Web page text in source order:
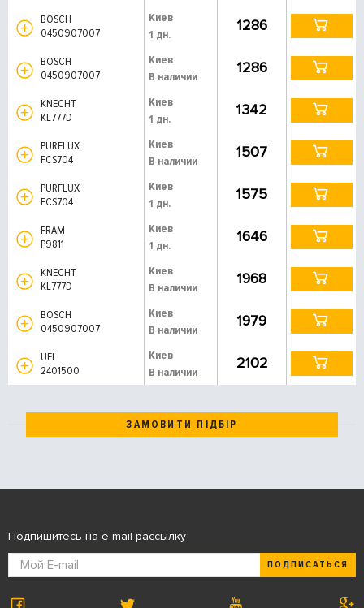
BOSCH
0450907007
Киев
1 дн.
1286
BOSCH
0450907007
Киев
В наличии
1286
KNECHT
KL777D
Киев
1 дн.
1342
PURFLUX
FCS704
Киев
В наличии
1507
PURFLUX
FCS704
Киев
1 дн.
1575
FRAM
P9811
Киев
1 дн.
1646
KNECHT
KL777D
Киев
В наличии
1968
BOSCH
0450907007
Киев
В наличии
1979
UFI
2401500
Киев
В наличии
2102
ЗАМОВИТИ ПІДБІР
Подпишитесь на e-mail рассылку
ПОДПИСАТЬСЯ